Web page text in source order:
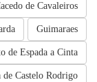
de Cavaleiros
Guimaraes
de Espada a Cinta
de Castelo Rodrigo